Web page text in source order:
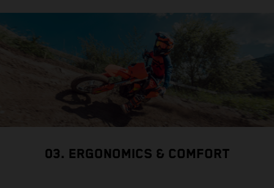
03. ERGONOMICS & COMFORT